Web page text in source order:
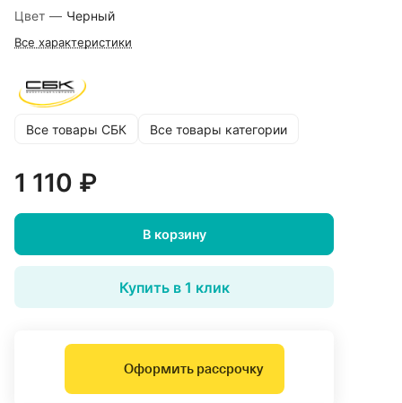
Цвет — Черный
Все характеристики
Все товары СБК Все товары категории
1 110 ₽
В корзину
Купить в 1 клик
Оформить рассрочку